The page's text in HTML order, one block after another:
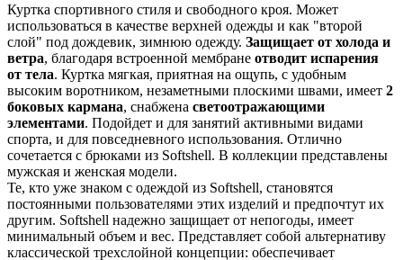
Куртка спортивного стиля и свободного кроя. Может
использоваться в качестве верхней одежды и как "второй
слой" под дождевик, зимнюю одежду. Защищает от холода и
ветра, благодаря встроенной мембране отводит испарения
от тела. Куртка мягкая, приятная на ощупь, с удобным
высоким воротником, незаметными плоскими швами, имеет 2
боковых кармана, снабжена светоотражающими
элементами. Подойдет и для занятий активными видами
спорта, и для повседневного использования. Отлично
сочетается с брюками из Softshell. В коллекции представлены
мужская и женская модели.
Те, кто уже знаком с одеждой из Softshell, становятся
постоянными пользователями этих изделий и предпочтут их
другим. Softshell надежно защищает от непогоды, имеет
минимальный объем и вес. Представляет собой альтернативу
классической трехслойной концепции: обеспечивает